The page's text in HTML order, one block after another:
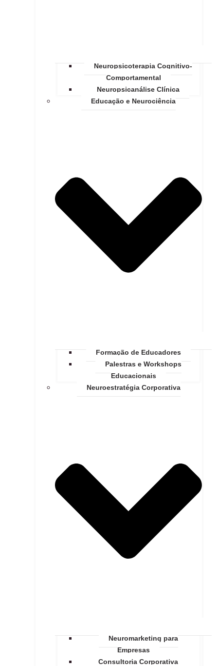
Neuropsicoterapia Cognitivo-
Comportamental
Neuropsicanálise Clínica
Educação e Neurociência
Formação de Educadores
Palestras e Workshops
Educacionais
Neuroestratégia Corporativa
Neuromarketing para
Empresas
Consultoria Corporativa